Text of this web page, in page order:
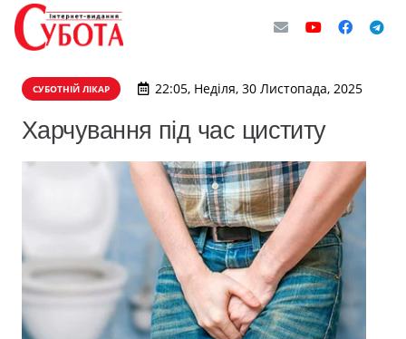
СУБОТНІЙ ЛІКАР 22:05, Неділя, 30 Листопада, 2025
Харчування під час циститу